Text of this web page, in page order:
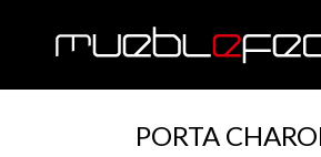
PORTA